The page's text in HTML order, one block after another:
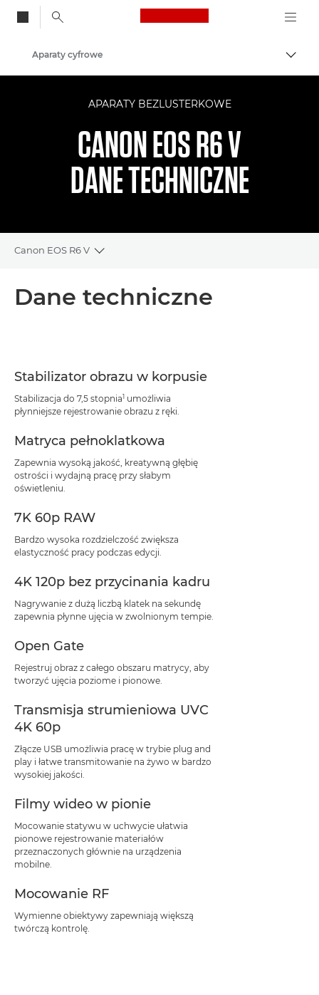
Canon Logo, back
Aparaty cyfrowe
APARATY BEZLUSTERKOWE
CANON EOS R6 V
DANE TECHNICZNE
Canon EOS R6 V
Toggle breadcrumbs
Dane techniczne
Stabilizator obrazu w korpusie
Stabilizacja do 7,5 stopnia1 umożliwia
płynniejsze rejestrowanie obrazu z ręki.
Matryca pełnoklatkowa
Zapewnia wysoką jakość, kreatywną głębię
ostrości i wydajną pracę przy słabym
oświetleniu.
7K 60p RAW
Bardzo wysoka rozdzielczość zwiększa
elastyczność pracy podczas edycji.
4K 120p bez przycinania kadru
Nagrywanie z dużą liczbą klatek na sekundę
zapewnia płynne ujęcia w zwolnionym tempie.
Open Gate
Rejestruj obraz z całego obszaru matrycy, aby
tworzyć ujęcia poziome i pionowe.
Transmisja strumieniowa UVC
4K 60p
Złącze USB umożliwia pracę w trybie plug and
play i łatwe transmitowanie na żywo w bardzo
wysokiej jakości.
Filmy wideo w pionie
Mocowanie statywu w uchwycie ułatwia
pionowe rejestrowanie materiałów
przeznaczonych głównie na urządzenia
mobilne.
Mocowanie RF
Wymienne obiektywy zapewniają większą
twórczą kontrolę.